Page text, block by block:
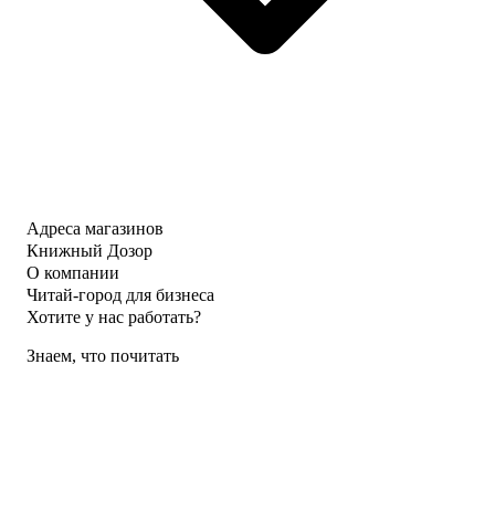
Адреса магазинов
Книжный Дозор
О компании
Читай-город для бизнеса
Хотите у нас работать?
Знаем, что почитать